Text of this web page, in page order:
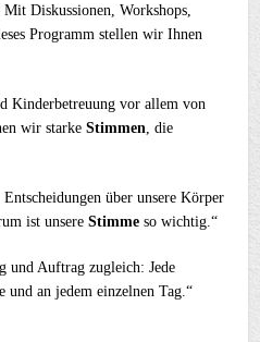
Diskussionen, Workshops,
Programm stellen wir Ihnen
Kinderbetreuung vor allem von
wir starkeStimmen , die
über unsere Körper
ist unsereStimme so wichtig.“
und Auftrag zugleich: Jede
und an jedem einzelnen Tag.“